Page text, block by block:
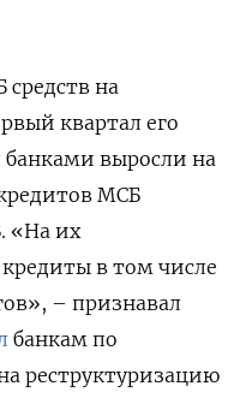
средств на
квартал его
выросли на
МСБ
«На их
в том числе
– признавал
банкам по
реструктуризацию